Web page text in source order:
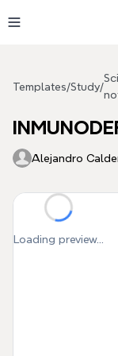
Templates/Study/
Alejandro
Loading preview...